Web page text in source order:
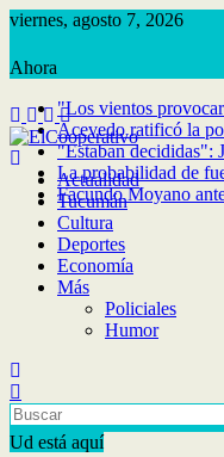
Saltar
contenido
viernes, agosto 7, 2026
"Los vientos
Acevedo ratificó la
"Estaban decididas":
La probabilidad de
Facundo Moyano
Actualidad
Tucumán
Cultura
Deportes
Economía
Más
Policiales
Humor
Ud está aquí